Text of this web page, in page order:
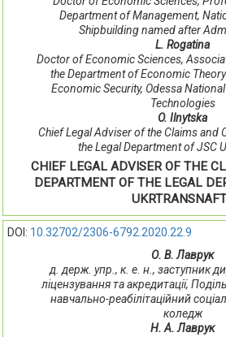
Department of Management,
Shipbuilding named after
L. Rogatina
Doctor of Economic Sciences,
the Department of Economic
Economic Security, Odessa
Technologies
O. Ilnytska
Chief Legal Adviser of the Claims and
the Legal Department of JSC
CHIEF LEGAL ADVISER OF THE
DEPARTMENT OF THE LEGAL
DOI: 10.32702/2306-6792.2020.22.9
О. В. Лаврук
д. держ. упр., к. е. н., заступник
ліцензування та акредитації,
навчально-реабілітаційний
коледж
Н. А. Лаврук